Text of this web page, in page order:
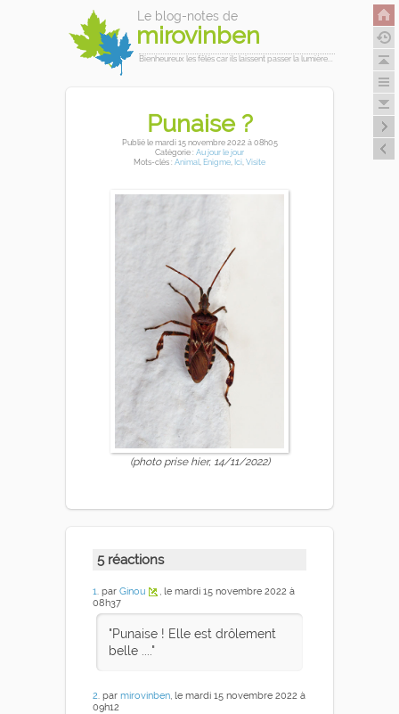
Le blog-notes de
mirovinben
Bienheureux les fêlés car ils laissent passer la lumière...
Punaise ?
Publiéle mardi 15 novembre 2022 à 08h05
Catégorie : Au jour le jour
Mots-clés : Animal Enigme Ici Visite
(photo prise hier, 14/11/2022)
5 réactions
1. par Ginou
, le mardi 15 novembre 2022 à
08h37
"Punaise ! Elle est drôlement
belle ...."
2. par mirovinben, le mardi 15 novembre 2022 à
09h12